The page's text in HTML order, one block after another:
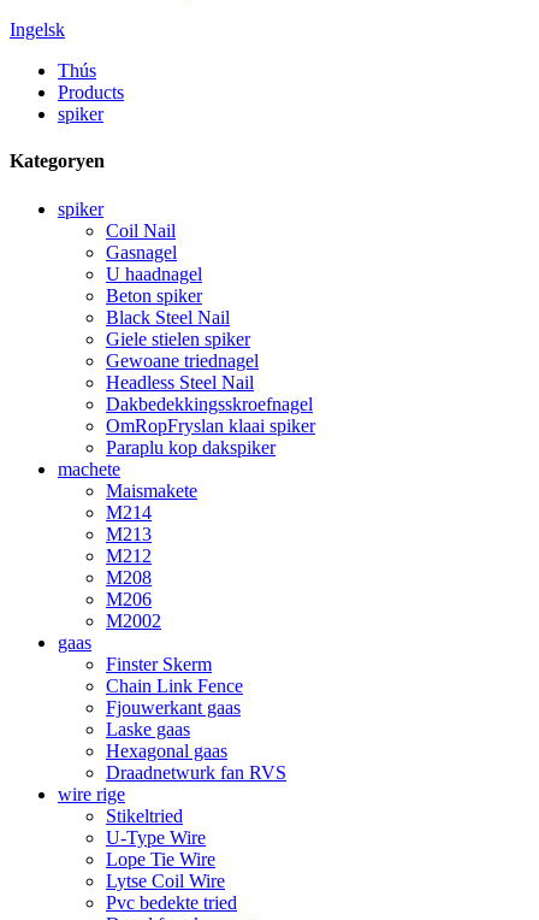
Ingelsk
Thús
Products
spiker
Kategoryen
spiker
Coil Nail
Gasnagel
U haadnagel
Beton spiker
Black Steel Nail
Giele stielen spiker
Gewoane triednagel
Headless Steel Nail
Dakbedekkingsskroefnagel
OmRopFryslan klaai spiker
Paraplu kop dakspiker
machete
Maismakete
M214
M213
M212
M208
M206
M2002
gaas
Finster Skerm
Chain Link Fence
Fjouwerkant gaas
Laske gaas
Hexagonal gaas
Draadnetwurk fan RVS
wire rige
Stikeltried
U-Type Wire
Lope Tie Wire
Lytse Coil Wire
Pvc bedekte tried